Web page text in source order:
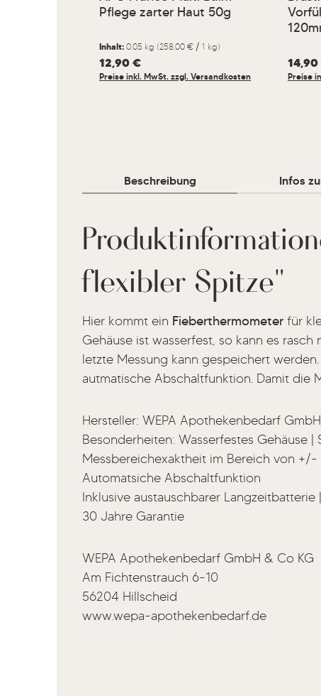
Pflege zarter Haut 50g
Inhalt: 0.05 kg (258,00 € / 1 kg)
Regulärer Preis:
12,90 €
Preise inkl. MwSt. zzgl. Versandkosten Preise
Beschreibung Infos
flexibler Spitze"
Hier kommt ein Fieberthermometer für
Gehäuse ist wasserfest, so kann es
letzte Messung kann gespeichert
autmatische Abschaltfunktion. Damit die
Hersteller: WEPA Apothekenbedarf
Besonderheiten: Wasserfestes Gehäuse |
Messbereichexaktheit im Bereich von +/-
Automatsiche Abschaltfunktion
Inklusive austauschbarer
30 Jahre Garantie
WEPA Apothekenbedarf GmbH & Co KG
Am Fichtenstrauch 6-10
56204 Hillscheid
www.wepa-apothekenbedarf.de